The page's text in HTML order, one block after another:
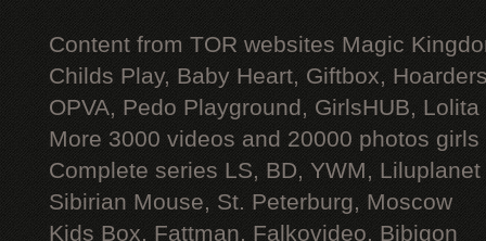
Content from TOR websites Magic
Childs Play, Baby Heart, Giftbox,
OPVA, Pedo Playground, GirlsHUB, Lolita
More 3000 videos and 20000 photos
Complete series LS, BD, YWM, Liluplanet
Sibirian Mouse, St. Peterburg, Moscow
Kids Box, Fattman, Falkovideo, Bibigon